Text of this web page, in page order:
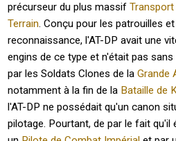
précurseur du plus massif
Terrain. Conçu pour les patrouilles
reconnaissance, l'AT-DP avait une
engins de ce type et n'était pas
par les Soldats Clones de laGrande
notamment à la fin de la Bataille de
l'AT-DP ne possédait qu'un canon
pilotage. Pourtant, de par le fait